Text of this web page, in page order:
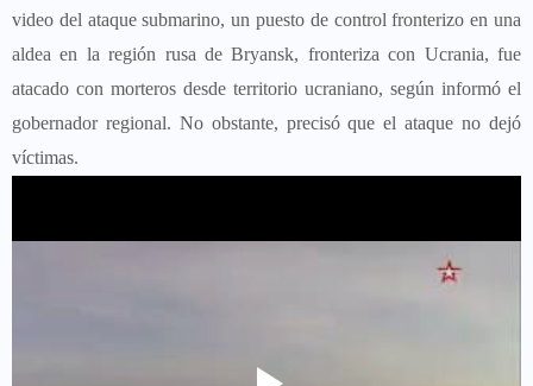
video del ataque submarino, un puesto de control fronterizo en una
aldea en la región rusa de Bryansk, fronteriza con Ucrania, fue
atacado con morteros desde territorio ucraniano, según informó el
gobernador regional. No obstante, precisó que el ataque no dejó
víctimas.